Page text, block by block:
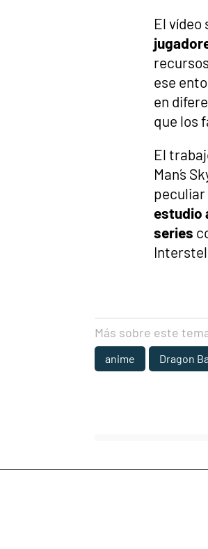
El vídeo
ese
en
que los
El
Man´s
peculiar
estudio
series
Más sobre este
anime Dragon